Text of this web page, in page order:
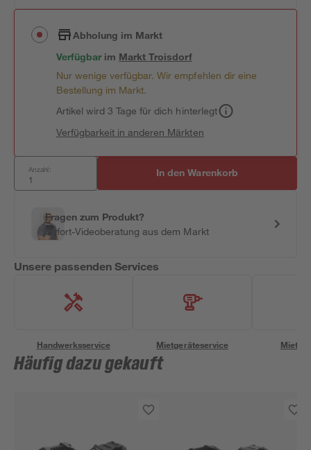
Abholung im Markt
Verfügbar im MarktTroisdorf
Nur wenige verfügbar. Wir empfehlen dir eine
Bestellung im Markt.
Artikel wird 3 Tage für dich hinterlegt
Verfügbarkeit in anderen Märkten
Anzahl: In den Warenkorb
Fragen zum Produkt?
Sofort-Videoberatung aus dem Markt
Unsere passenden Services
Handwerksservice Mietgeräteservice
Häufig dazu gekauft